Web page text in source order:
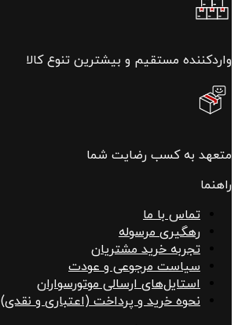
واردکننده مستقیم و بیشترین تنوع کالا
متعهد به کسب رضایت شما
راهنما
تماس با ما
رهگیری مرسوله
تجربه خرید مشتریان
سیاست مرجوعی و عودت
استایل‌های ارسالی موتورسواران
نحوه خرید و پرداخت (اعتباری و نقدی)